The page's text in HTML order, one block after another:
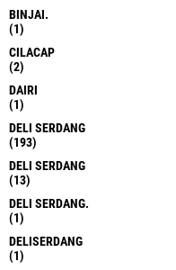
BINJAI.
(1)
CILACAP
(2)
DAIRI
(1)
DELI SERDANG
(193)
DELI SERDANG
(13)
DELI SERDANG.
(1)
DELISERDANG
(1)